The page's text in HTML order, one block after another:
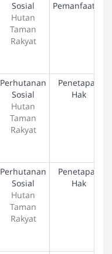
Sosial
Hutan
Taman
Rakyat
Pemanfaatan
Perhutanan
Sosial
Hutan
Taman
Rakyat
Penetapan
Hak
Perhutanan
Sosial
Hutan
Taman
Rakyat
Penetapan
Hak